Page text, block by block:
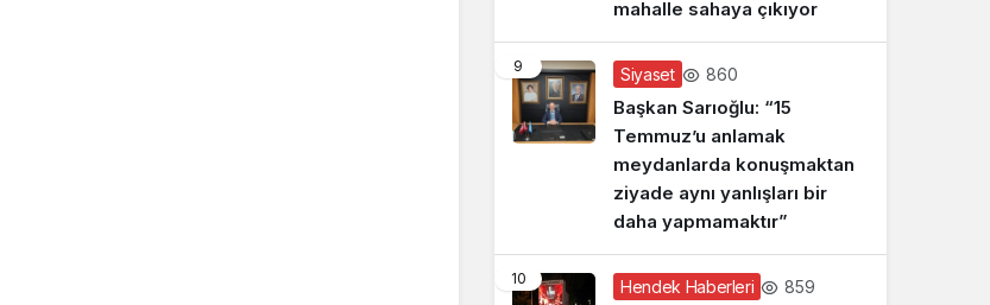
mahalle sahaya çıkıyor
9 Siyaset 860
Başkan Sarıoğlu: “15
Temmuz’u anlamak
meydanlarda konuşmaktan
ziyade aynı yanlışları bir
daha yapmamaktır”
10 Hendek Haberleri 859